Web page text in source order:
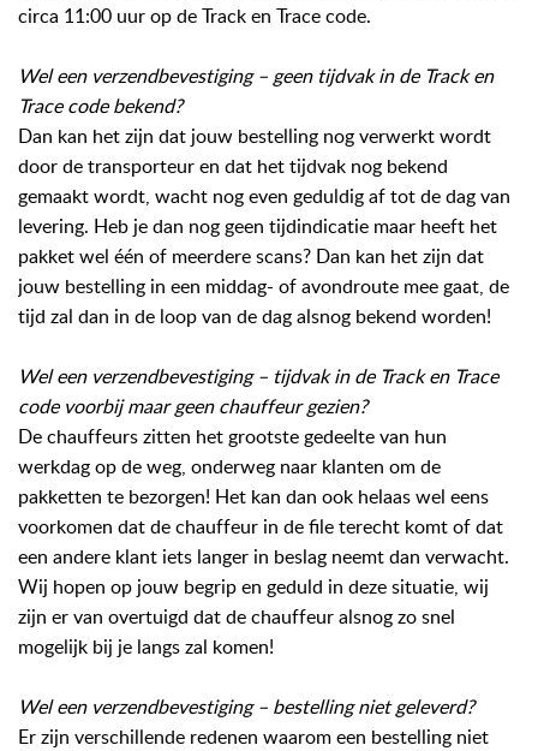
circa 11:00 uur op de Track en Trace code.
Wel een verzendbevestiging – geen tijdvak in de Track en
Trace code bekend?
Dan kan het zijn dat jouw bestelling nog verwerkt wordt
door de transporteur en dat het tijdvak nog bekend
gemaakt wordt, wacht nog even geduldig af tot de dag van
levering. Heb je dan nog geen tijdindicatie maar heeft het
pakket wel één of meerdere scans? Dan kan het zijn dat
jouw bestelling in een middag- of avondroute mee gaat, de
tijd zal dan in de loop van de dag alsnog bekend worden!
Wel een verzendbevestiging – tijdvak in de Track en Trace
code voorbij maar geen chauffeur gezien?
De chauffeurs zitten het grootste gedeelte van hun
werkdag op de weg, onderweg naar klanten om de
pakketten te bezorgen! Het kan dan ook helaas wel eens
voorkomen dat de chauffeur in de file terecht komt of dat
een andere klant iets langer in beslag neemt dan verwacht.
Wij hopen op jouw begrip en geduld in deze situatie, wij
zijn er van overtuigd dat de chauffeur alsnog zo snel
mogelijk bij je langs zal komen!
Wel een verzendbevestiging – bestelling niet geleverd?
Er zijn verschillende redenen waarom een bestelling niet